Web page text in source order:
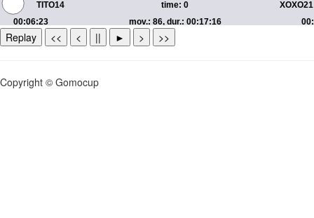
Replay << < || ► > >>
Copyright © Gomocup